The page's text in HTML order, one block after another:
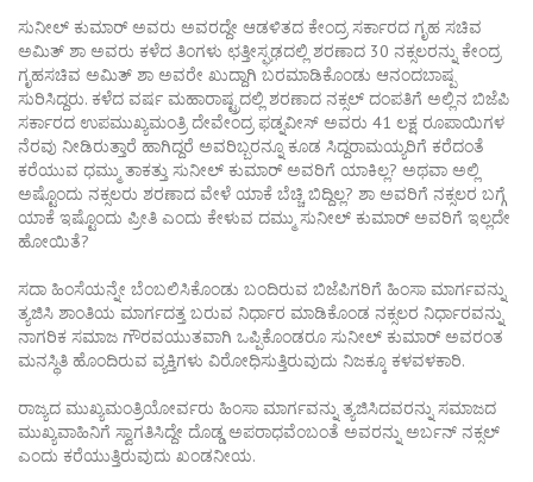
ಸುನೀಲ್ ಕುಮಾರ್ ಅವರು ಅವರದ್ದೇ ಆಡಳಿತದ ಕೇಂದ್ರ ಸರ್ಕಾರದ ಗೃಹ ಸಚಿವ
ಅಮಿತ್ ಶಾ ಅವರು ಕಳೆದ ತಿಂಗಳು ಛತ್ತೀಸ್ಘಢದಲ್ಲಿ ಶರಣಾದ 30 ನಕ್ಸಲರನ್ನು ಕೇಂದ್ರ
ಗೃಹಸಚಿವ ಅಮಿತ್ ಶಾ ಅವರೇ ಖುದ್ದಾಗಿ ಬರಮಾಡಿಕೊಂಡು ಆನಂದಬಾಷ್ಪ
ಸುರಿಸಿದ್ದರು. ಕಳೆದ ವರ್ಷ ಮಹಾರಾಷ್ಟ್ರದಲ್ಲಿ ಶರಣಾದ ನಕ್ಸಲ್ ದಂಪತಿಗೆ ಅಲ್ಲಿನ ಬಿಜೆಪಿ
ಸರ್ಕಾರದ ಉಪಮುಖ್ಯಮಂತ್ರಿ ದೇವೇಂದ್ರ ಫಡ್ನವೀಸ್ ಅವರು 41 ಲಕ್ಷ ರೂಪಾಯಿಗಳ
ನೆರವು ನೀಡಿರುತ್ತಾರೆ ಹಾಗಿದ್ದರೆ ಅವರಿಬ್ಬರನ್ನೂ ಕೂಡ ಸಿದ್ದರಾಮಯ್ಯರಿಗೆ ಕರೆದಂತೆ
ಕರೆಯುವ ಧಮ್ಮು ತಾಕತ್ತು ಸುನೀಲ್ ಕುಮಾರ್ ಅವರಿಗೆ ಯಾಕಿಲ್ಲ? ಅಥವಾ ಅಲ್ಲಿ
ಅಷ್ಟೊಂದು ನಕ್ಸಲರು ಶರಣಾದ ವೇಳೆ ಯಾಕೆ ಬೆಚ್ಚಿ ಬಿದ್ದಿಲ್ಲ? ಶಾ ಅವರಿಗೆ ನಕ್ಸಲರ ಬಗ್ಗೆ
ಯಾಕೆ ಇಷ್ಟೊಂದು ಪ್ರೀತಿ ಎಂದು ಕೇಳುವ ದಮ್ಮು ಸುನೀಲ್ ಕುಮಾರ್ ಅವರಿಗೆ ಇಲ್ಲದೇ
ಹೋಯಿತೆ?
ಸದಾ ಹಿಂಸೆಯನ್ನೇ ಬೆಂಬಲಿಸಿಕೊಂಡು ಬಂದಿರುವ ಬಿಜೆಪಿಗರಿಗೆ ಹಿಂಸಾ ಮಾರ್ಗವನ್ನು
ತ್ಯಜಿಸಿ ಶಾಂತಿಯ ಮಾರ್ಗದತ್ತ ಬರುವ ನಿರ್ಧಾರ ಮಾಡಿಕೊಂಡ ನಕ್ಸಲರ ನಿರ್ಧಾರವನ್ನು
ನಾಗರಿಕ ಸಮಾಜ ಗೌರವಯುತವಾಗಿ ಒಪ್ಪಿಕೊಂಡರೂ ಸುನೀಲ್ ಕುಮಾರ್ ಅವರಂತ
ಮನಸ್ಥಿತಿ ಹೊಂದಿರುವ ವ್ಯಕ್ತಿಗಳು ವಿರೋಧಿಸುತ್ತಿರುವುದು ನಿಜಕ್ಕೂ ಕಳವಳಕಾರಿ.
ರಾಜ್ಯದ ಮುಖ್ಯಮಂತ್ರಿಯೋರ್ವರು ಹಿಂಸಾ ಮಾರ್ಗವನ್ನು ತ್ಯಜಿಸಿದವರನ್ನು ಸಮಾಜದ
ಮುಖ್ಯವಾಹಿನಿಗೆ ಸ್ವಾಗತಿಸಿದ್ದೇ ದೊಡ್ಡ ಅಪರಾಧವೆಂಬಂತೆ ಅವರನ್ನು ಅರ್ಬನ್ ನಕ್ಸಲ್
ಎಂದು ಕರೆಯುತ್ತಿರುವುದು ಖಂಡನೀಯ.